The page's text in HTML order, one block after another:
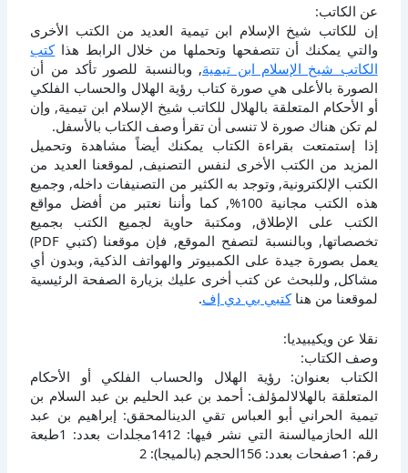
عن الكاتب:
إن للكاتب شيخ الإسلام ابن تيمية العديد من الكتب الأخرى
والتي يمكنك أن تتصفحها وتحملها من خلال الرابط هذاكتب
الكاتب شيخ الإسلام ابن تيمية, وبالنسبة للصور تأكد من أن
الصورة بالأعلى هي صورة كتاب رؤية الهلال والحساب الفلكي
أو الأحكام المتعلقة بالهلال للكاتب شيخ الإسلام ابن تيمية, وإن
لم تكن هناك صورة لا تنسى أن تقرأ وصف الكتاب بالأسفل.
إذا إستمتعت بقراءة الكتاب يمكنك أيضاً مشاهدة وتحميل
المزيد من الكتب الأخرى لنفس التصنيف, لموقعنا العديد من
الكتب الإلكترونية, وتوجد به الكثير من التصنيفات داخله, وجميع
هذه الكتب مجانية 100%, كما وأننا نعتبر من أفضل مواقع
الكتب على الإطلاق, ومكتبة حاوية لجميع الكتب بجميع
تخصصاتها, وبالنسبة لتصفح الموقع, فإن موقعنا (كتبي PDF)
يعمل بصورة جيدة على الكمبيوتر والهواتف الذكية, وبدون أي
مشاكل, وللبحث عن كتب أخرى عليك بزيارة الصفحة الرئيسية
لموقعنا من هناكتبي بي دي إف.
نقلا عن ويكيبيديا:
وصف الكتاب:
الكتاب بعنوان: رؤية الهلال والحساب الفلكي أو الأحكام
المتعلقة بالهلالالمؤلف: أحمد بن عبد الحليم بن عبد السلام بن
تيمية الحراني أبو العباس تقي الدينالمحقق: إبراهيم بن عبد
الله الحازميالسنة التي نشر فيها: 1412مجلدات بعدد: 1طبعة
رقم: 1صفحات بعدد: 156الحجم (بالميجا): 2